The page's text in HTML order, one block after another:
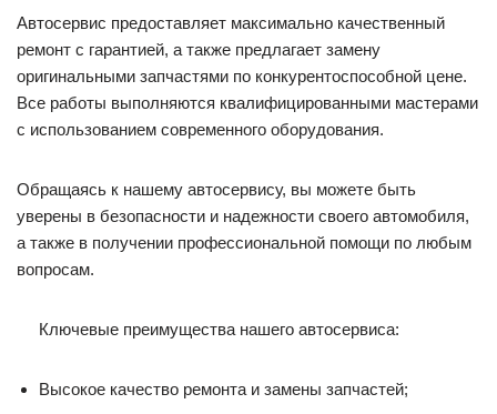
Автосервис предоставляет максимально качественный
ремонт с гарантией, а также предлагает замену
оригинальными запчастями по конкурентоспособной цене.
Все работы выполняются квалифицированными мастерами
с использованием современного оборудования.
Обращаясь к нашему автосервису, вы можете быть
уверены в безопасности и надежности своего автомобиля,
а также в получении профессиональной помощи по любым
вопросам.
Ключевые преимущества нашего автосервиса:
Высокое качество ремонта и замены запчастей;